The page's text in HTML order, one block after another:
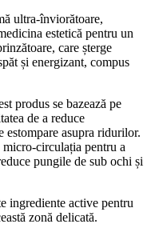
ultra-înviorătoare,
estetică pentru un
care șterge
și energizant, compus
produs se bazează pe
de a reduce
estompare asupra ridurilor.
circulația pentru a
pungile de sub ochi și
ingrediente active pentru
zonă delicată.